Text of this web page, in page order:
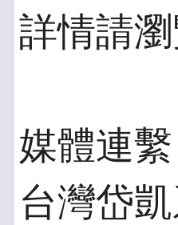
詳情請
媒體連繫
台灣岱